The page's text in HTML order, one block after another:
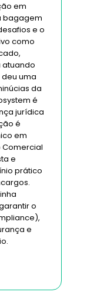
em
bagagem
e o
como
atuando
uma
da
é
jurídica
é
em
e
prático
o
e